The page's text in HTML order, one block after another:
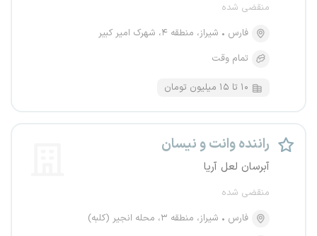
منقضی شده
فارس
شیراز، منطقه ۴، شهرک امیر کبیر
تمام وقت
۱۰ تا ۱۵ میلیون تومان
راننده وانت و نیسان
آبرسان لعل آریا
منقضی شده
فارس
شیراز، منطقه ۳، محله انجیر (کلبه)